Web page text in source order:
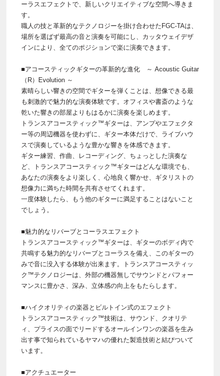
ーラスエフェクトで、新しいクリエイティブな空間へ導きま
す。
職人の技と革新的なテクノロジーを掛け合わせたFGC-TAは、
場所を選ばず最高の音と演奏を可能にし、カッタウェイデザ
インにより、全てのポジションで楽に演奏できます。
■アコースティックギターの革新的な進化 ～ Acoustic Guitar
（R）Evolution ～
素晴らしい響きの空間でギターを弾くことは、想像できる最
も刺激的で魅力的な演奏体験です。オフィスや書斎のような
乾いた響きの部屋よりもはるかに演奏を楽しめます。
トランスアコースティック™ギターは、アンプやエフェクタ
ー等の周辺機器を使わずに、ギター本体だけで、ライブハウ
スで演奏しているような豊かな響きを体感できます。
ギター練習、作曲、レコーディング、ちょっとした演奏な
ど、トランスアコースティック™ギターはどんな環境でも、
あなたの演奏をより楽しく、心地良く響かせ、ギタリストの
想像力に満ちた時間を共有させてくれます。
一度体験したら、もう他のギターに満足することはないこと
でしょう。
■魅力的なリバーブとコーラスエフェクト
トランスアコースティック™ギターは、ギターのボディ内で
共鳴する魅力的なリバーブとコーラスを備え、このギターの
みで音に没入する体験が出来ます。トランスアコースティッ
ク™テクノロジーは、外部の機器無しでサウンドとパフォー
マンスに豊かさ、深み、立体感の向上をもたらします。
■ハイクオリティの楽器とビルトイン式のエフェクト
トランスアコースティック™技術は、サウンド、クオリテ
ィ、プライスの面でリードするオールインワンの楽器を生み
出す事で知られているヤマハの優れた製造技術と結びついて
います。
■アクチュエーター